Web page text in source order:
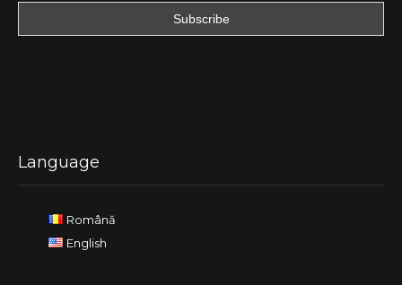
Language
Română
English